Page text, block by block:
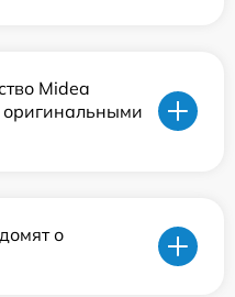
Midea
оригинальными
о